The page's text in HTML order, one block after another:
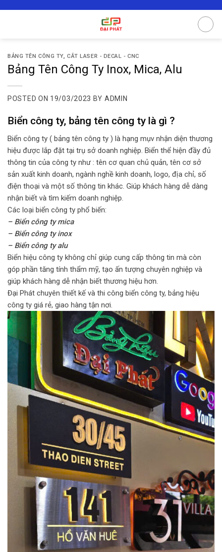
BẢNG TÊN CÔNG TY,CẮT LASER - DECAL - CNC
Bảng Tên Công Ty Inox, Mica, Alu
POSTED ON 19/03/2023 BY ADMIN
Biển công ty, bảng tên công ty là gì ?
Biển công ty ( bảng tên công ty ) là hạng mụv nhận diện thương
hiệu được lắp đặt tại trụ sở doanh nghiệp. Biển thể hiện đầy đủ
thông tin của công ty như : tên cơ quan chủ quản, tên cơ sở
sản xuất kinh doanh, ngành nghề kinh doanh, logo, địa chỉ, số
điện thoại và một số thông tin khác. Giúp khách hàng dễ dàng
nhận biết và tìm kiếm doanh nghiệp.
Các loại biển công ty phổ biến:
– Biển công ty mica
– Biển công ty inox
– Biển công ty alu
Biển hiệu công ty không chỉ giúp cung cấp thông tin mà còn
góp phần tăng tính thẩm mỹ, tạo ấn tượng chuyên nghiệp và
giúp khách hàng dễ nhận biết thương hiệu hơn.
Đại Phát chuyên thiết kế và thi công biển công ty, bảng hiệu
công ty giá rẻ, giao hàng tận nơi.